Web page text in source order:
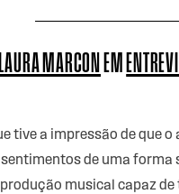
MARCONEM
tive a impressão de que
de uma
musical capaz